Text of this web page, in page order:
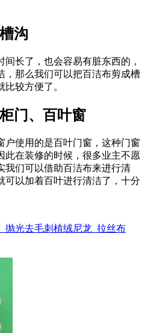
沟
长了，也会容易有脏东西的，
，那么我们可以把百洁布剪成槽
较方便了。
门、百叶窗
使用的是百叶门窗，这种门窗
此在装修的时候，很多业主不愿
我们可以借助百洁布来进行清
可以加着百叶进行清洁了，十分
抛光去毛刺植绒尼龙_拉丝布